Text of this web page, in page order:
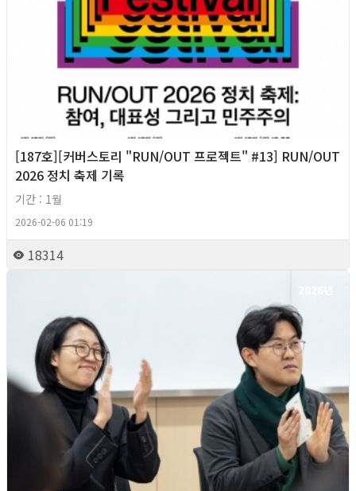
[187호][커버스토리 "RUN/OUT 프로젝트" #13] RUN/OUT
2026 정치 축제 기록
기간 : 1월
2026-02-06 01:19
18314